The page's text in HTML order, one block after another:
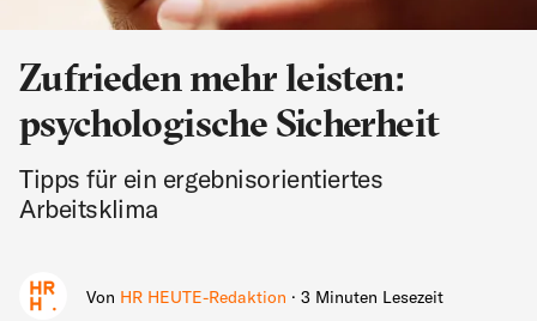
Zufrieden mehr leisten:
psychologische Sicherheit
Tipps für ein ergebnisorientiertes
Arbeitsklima
Von HR HEUTE-Redaktion · 3 Minuten Lesezeit